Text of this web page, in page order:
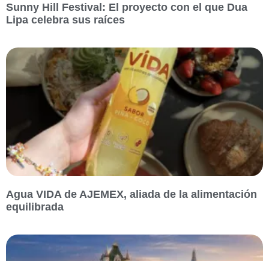
Sunny Hill Festival: El proyecto con el que Dua
Lipa celebra sus raíces
Agua VIDA de AJEMEX, aliada de la alimentación
equilibrada